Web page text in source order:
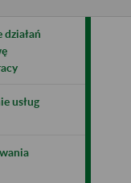
usług